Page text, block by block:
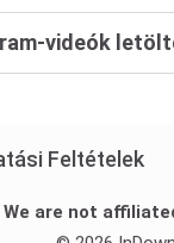
videók
Feltételek
We are not